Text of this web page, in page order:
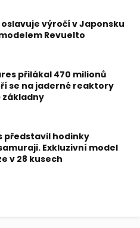
výročí v Japonsku
Revuelto
přilákal 470 milionů
se na jaderné reaktory
základny
představil hodinky
Exkluzivní model
v 28 kusech